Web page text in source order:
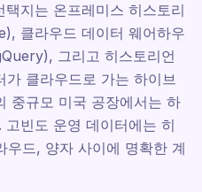
지는 온프레미스 히스토리
클라우드 데이터 웨어하우
그리고 히스토리언
가 클라우드로 가는 하이브
중규모 미국 공장에서는 하
빈도 운영 데이터에는 히
드, 양자 사이에 명확한 계